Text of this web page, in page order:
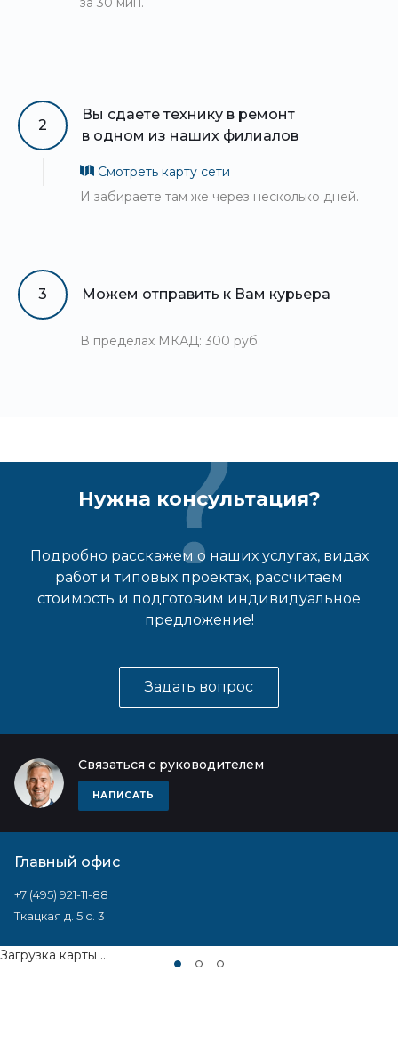
2
Вы сдаете технику в ремонт
в одном из наших филиалов
Смотреть карту сети
И забираете там же через несколько дней.
3 Можем отправить к Вам курьера
В пределах МКАД: 300 руб.
Нужна консультация?
Подробно расскажем о наших услугах, видах
работ и типовых проектах, рассчитаем
стоимость и подготовим индивидуальное
предложение!
Задать вопрос
Связаться с руководителем
НАПИСАТЬ
Главный офис
+7 (495) 921-11-88
Ткацкая д. 5 с. 3
Загрузка карты ...